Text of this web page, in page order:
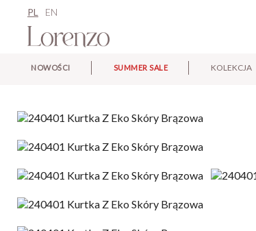
PL EN
NOWOŚCI SUMMER SALE KOLEKCJA